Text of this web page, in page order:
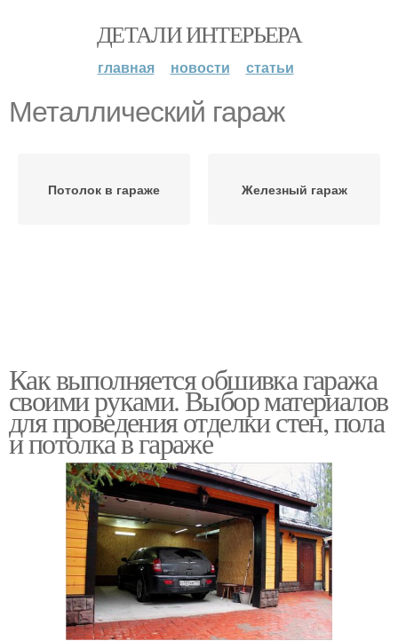
ДЕТАЛИ ИНТЕРЬЕРА
главная новости статьи
Металлический гараж
Потолок в гараже Железный гараж
Как выполняется обшивка гаража
своими руками. Выбор материалов
для проведения отделки стен, пола
и потолка в гараже